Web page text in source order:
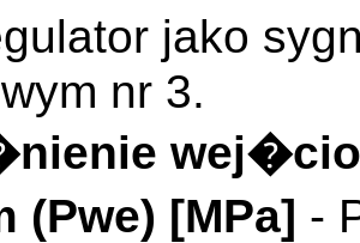
jako
nr 3.
(Pwe) [MPa] -